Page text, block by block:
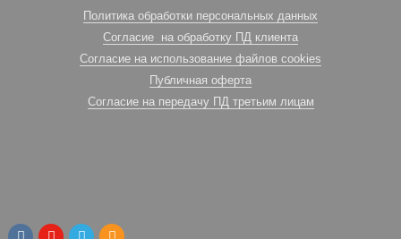
Политика обработки персональных данных
Согласие на обработку ПД клиента
Согласие на использование файлов cookies
Публичная оферта
Согласие на передачу ПД третьим лицам